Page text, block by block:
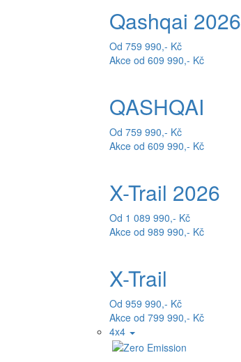
Qashqai 2026
Od 759 990,- Kč
Akce od 609 990,- Kč
QASHQAI
Od 759 990,- Kč
Akce od 609 990,- Kč
X-Trail 2026
Od 1 089 990,- Kč
Akce od 989 990,- Kč
X-Trail
Od 959 990,- Kč
Akce od 799 990,- Kč
4x4